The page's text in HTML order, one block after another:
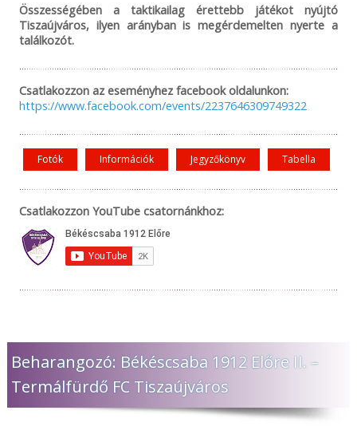
Összességében a taktikailag érettebb játékot nyújtó
Tiszaújváros, ilyen arányban is megérdemelten nyerte a
találkozót.
Csatlakozzon az eseményhez facebook oldalunkon:
https://www.facebook.com/events/2237646309749322
Fotók Információk Jegyzőkönyv Tabella
Csatlakozzon YouTube csatornánkhoz:
Beharangozó: Békéscsaba 1912 Előre II. –
Termálfürdő FC Tiszaújváros